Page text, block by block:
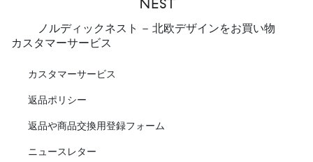
ノルディックネスト - 北欧デザインをお買い物
カスタマーサービス
カスタマーサービス
返品ポリシー
返品や商品交換用登録フォーム
ニュースレター